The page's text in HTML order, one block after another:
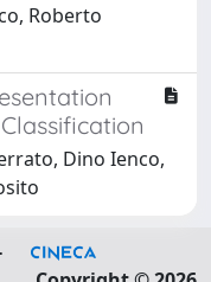
Roberto
Dino Ienco,